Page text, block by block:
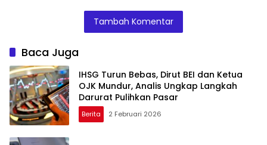
yang Perlu Anda
Ketahui
Tambah Komentar
Baca Juga
IHSG Turun Bebas, Dirut BEI dan Ketua
OJK Mundur, Analis Ungkap Langkah
Darurat Pulihkan Pasar
Berita 2 Februari 2026